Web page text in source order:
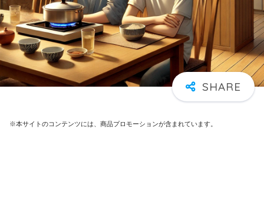
※本サイトのコンテンツには、商品プロモーションが含まれています。